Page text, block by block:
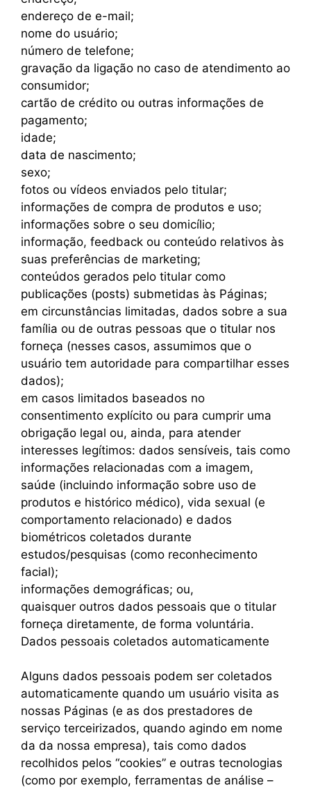
endereço de e-mail;
nome do usuário;
número de telefone;
gravação da ligação no caso de atendimento ao
consumidor;
cartão de crédito ou outras informações de
pagamento;
idade;
data de nascimento;
sexo;
fotos ou vídeos enviados pelo titular;
informações de compra de produtos e uso;
informações sobre o seu domicílio;
informação, feedback ou conteúdo relativos às
suas preferências de marketing;
conteúdos gerados pelo titular como
publicações (posts) submetidas às Páginas;
em circunstâncias limitadas, dados sobre a sua
família ou de outras pessoas que o titular nos
forneça (nesses casos, assumimos que o
usuário tem autoridade para compartilhar esses
dados);
em casos limitados baseados no
consentimento explícito ou para cumprir uma
obrigação legal ou, ainda, para atender
interesses legítimos: dados sensíveis, tais como
informações relacionadas com a imagem,
saúde (incluindo informação sobre uso de
produtos e histórico médico), vida sexual (e
comportamento relacionado) e dados
biométricos coletados durante
estudos/pesquisas (como reconhecimento
facial);
informações demográficas; ou,
quaisquer outros dados pessoais que o titular
forneça diretamente, de forma voluntária.
Dados pessoais coletados automaticamente
Alguns dados pessoais podem ser coletados
automaticamente quando um usuário visita as
nossas Páginas (e as dos prestadores de
serviço terceirizados, quando agindo em nome
da da nossa empresa), tais como dados
recolhidos pelos “cookies” e outras tecnologias
(como por exemplo, ferramentas de análise –